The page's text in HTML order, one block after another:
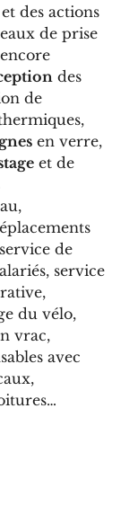
des actions
de prise
des
de
en verre,
et de
de
service
du vélo,
vrac,
avec